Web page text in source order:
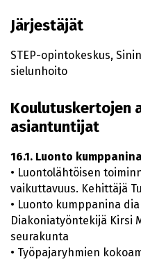
Järjestäjät
STEP-opintokeskus,
sielunhoito
Koulutuskertojen
asiantuntijat
16.1. Luonto
• Luontolähtöisen
vaikuttavuus. Kehittäjä
• Luonto kumppanina
Diakoniatyöntekijä Kirsi
seurakunta
• Työpajaryhmien